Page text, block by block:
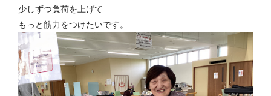
少しずつ負荷を上げて
もっと筋力をつけたいです。